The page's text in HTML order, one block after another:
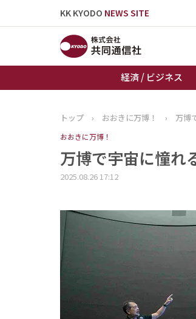
KK KYODO NEWS SITE
経済 / ビジネス
トップページ
トップ › おおきに万博！ › 万博
おおきに万博！
万博で宇宙に憧れ
2025.08.26 17:12